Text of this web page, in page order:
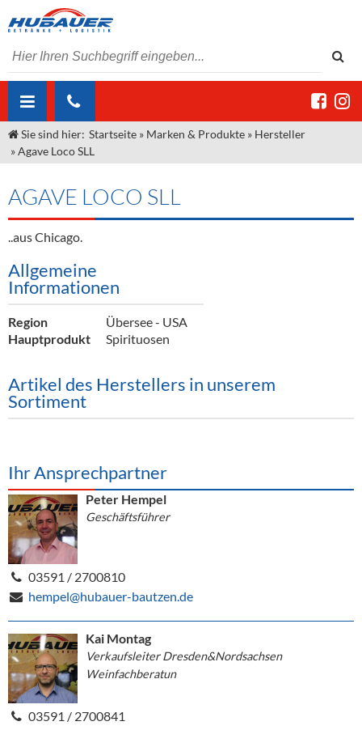
ÜBER UNS
Unser Liefergebiet
Unser Team
Kontakt
Angebote Gastronomie & Großhandel
Gastronomie
Großhandel
Innovation - Die Neue Art des Bierzapfens
"DroughtMaster"
Neuigkeiten
Termine
MARKEN & PRODUKTE
Weine & Schaumwein
Sirup
Spirituosen
Bier
Öle & Küchenartikel
Barzubehör
Equipment
Verpackung
Hygieneartikel & Desinfektion
DIENSTLEISTUNGEN
Kommisionskauf & Lieferbedingungen
Fremddienstleistungen
Sie sind hier: Startseite » Marken & Produkte » Hersteller
»Agave Loco SLL
AGAVE LOCO SLL
..aus Chicago.
Allgemeine
Informationen
Region
Übersee - USA
Hauptprodukt
Spirituosen
Artikel des Herstellers in unserem
Sortiment
Ihr Ansprechpartner
Peter Hempel
Geschäftsführer
03591 / 2700810
hempel@hubauer-bautzen.de
Kai Montag
Verkaufsleiter Dresden&Nordsachsen
Weinfachberatun
03591 / 2700841